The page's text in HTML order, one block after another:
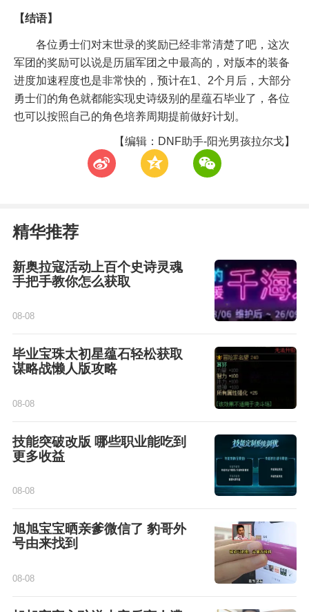
【结语】
各位勇士们对末世录的奖励已经非常清楚了吧，这次
军团的奖励可以说是历届军团之中最高的，对版本的装备
进度加速程度也是非常快的，预计在1、2个月后，大部分
勇士们的角色就都能实现史诗级别的星蕴石毕业了，各位
也可以按照自己的角色培养周期提前做好计划。
【编辑：DNF助手-阳光男孩拉尔戈】
t z w
精华推荐
新奥拉寇活动上百个史诗灵魂
手把手教你怎么获取
08-08
毕业宝珠太初星蕴石轻松获取
谋略战懒人版攻略
08-08
技能突破改版 哪些职业能吃到
更多收益
08-08
旭旭宝宝晒亲爹微信了 豹哥外
号由来找到
08-08